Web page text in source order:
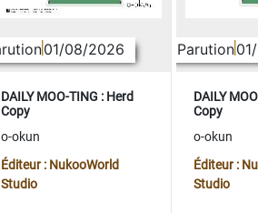
01/08/2026
DAILY MOO-TING : Herd
Copy
o-okun
Éditeur : NukooWorld
Studio
Parution
DAILY
Copy
o-okun
Éditeur :
Studio